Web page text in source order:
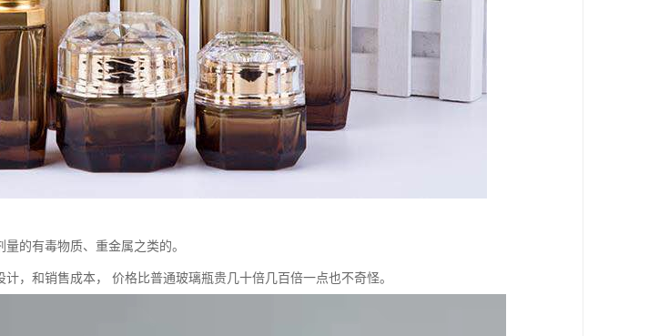
的有毒物质、重金属之类的。
，和销售成本， 价格比普通玻璃瓶贵几十倍几百倍一点也不奇怪。